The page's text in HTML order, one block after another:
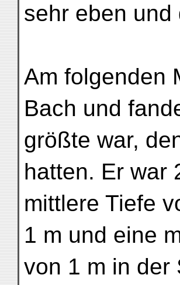
sehr eben und
Am folgenden
Bach und
größte war,
hatten. Er war
mittlere Tiefe
1 m und eine
von 1 m in der